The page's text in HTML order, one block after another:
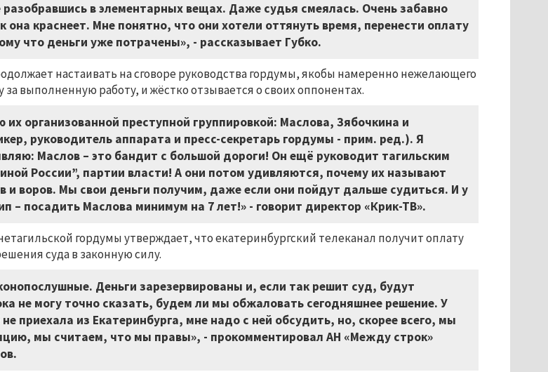
разобравшись в элементарных вещах. Даже судья смеялась. Очень забавно
она краснеет. Мне понятно, что они хотели оттянуть время, перенести оплату
что деньги уже потрачены», - рассказывает Губко.
настаивать на сговоре руководства гордумы, якобы намеренно нежелающего
за выполненную работу, и жёстко отзывается о своих оппонентах.
их организованной преступной группировкой: Маслова, Зябочкина и
руководитель аппарата и пресс-секретарь гордумы - прим. ред.). Я
Маслов – это бандит с большой дороги! Он ещё руководит тагильским
России”, партии власти! А они потом удивляются, почему их называют
и воров. Мы свои деньги получим, даже если они пойдут дальше судиться. И у
– посадить Маслова минимум на 7 лет!» - говорит директор «Крик-ТВ».
гордумы утверждает, что екатеринбургский телеканал получит оплату
суда в законную силу.
Деньги зарезервированы и, если так решит суд, будут
не могу точно сказать, будем ли мы обжаловать сегодняшнее решение. У
приехала из Екатеринбурга, мне надо с ней обсудить, но, скорее всего, мы
мы считаем, что мы правы», - прокомментировал АН «Между строк»